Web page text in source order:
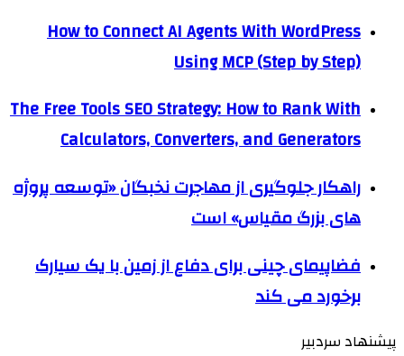
How to Connect AI Agents With WordPress
Using MCP (Step by Step)
The Free Tools SEO Strategy: How to Rank With
Calculators, Converters, and Generators
راهکار جلوگیری از مهاجرت نخبگان «توسعه پروژه
های بزرگ مقیاس» است
فضاپیمای چینی برای دفاع از زمین با یک سیارک
برخورد می کند
پیشنهاد سردبیر